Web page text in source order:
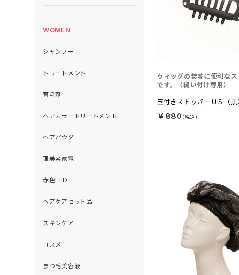
WOMEN
シャンプー
トリートメント
育毛剤
ヘアカラートリートメント
ヘアパウダー
理美容家電
赤色LED
ヘアケアセット品
スキンケア
コスメ
まつ毛美容液
玉付きストッパーＵＳ（黒
ウィッグの装着に便利なス
です。（縫い付け専用）
￥880